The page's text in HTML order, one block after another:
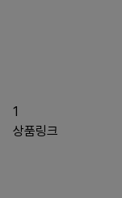
1
상품링크